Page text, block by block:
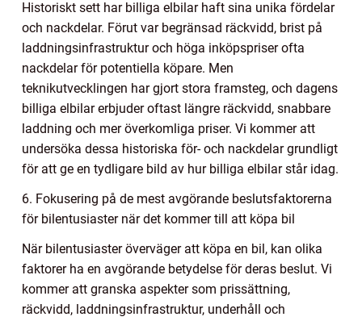
Historiskt sett har billiga elbilar haft sina unika fördelar
och nackdelar. Förut var begränsad räckvidd, brist på
laddningsinfrastruktur och höga inköpspriser ofta
nackdelar för potentiella köpare. Men
teknikutvecklingen har gjort stora framsteg, och dagens
billiga elbilar erbjuder oftast längre räckvidd, snabbare
laddning och mer överkomliga priser. Vi kommer att
undersöka dessa historiska för- och nackdelar grundligt
för att ge en tydligare bild av hur billiga elbilar står idag.
6. Fokusering på de mest avgörande beslutsfaktorerna
för bilentusiaster när det kommer till att köpa bil
När bilentusiaster överväger att köpa en bil, kan olika
faktorer ha en avgörande betydelse för deras beslut. Vi
kommer att granska aspekter som prissättning,
räckvidd, laddningsinfrastruktur, underhåll och